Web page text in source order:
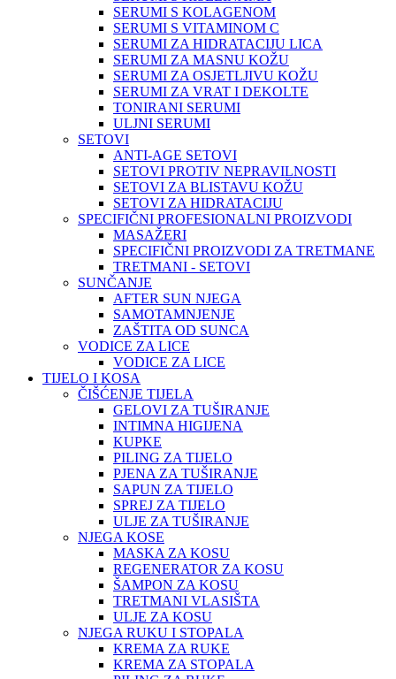
SERUMI S KOLAGENOM
SERUMI S VITAMINOM C
SERUMI ZA HIDRATACIJU LICA
SERUMI ZA MASNU KOŽU
SERUMI ZA OSJETLJIVU KOŽU
SERUMI ZA VRAT I DEKOLTE
TONIRANI SERUMI
ULJNI SERUMI
SETOVI
ANTI-AGE SETOVI
SETOVI PROTIV NEPRAVILNOSTI
SETOVI ZA BLISTAVU KOŽU
SETOVI ZA HIDRATACIJU
SPECIFIČNI PROFESIONALNI PROIZVODI
MASAŽERI
SPECIFIČNI PROIZVODI ZA TRETMANE
TRETMANI - SETOVI
SUNČANJE
AFTER SUN NJEGA
SAMOTAMNJENJE
ZAŠTITA OD SUNCA
VODICE ZA LICE
VODICE ZA LICE
TIJELO I KOSA
ČIŠĆENJE TIJELA
GELOVI ZA TUŠIRANJE
INTIMNA HIGIJENA
KUPKE
PILING ZA TIJELO
PJENA ZA TUŠIRANJE
SAPUN ZA TIJELO
SPREJ ZA TIJELO
ULJE ZA TUŠIRANJE
NJEGA KOSE
MASKA ZA KOSU
REGENERATOR ZA KOSU
ŠAMPON ZA KOSU
TRETMANI VLASIŠTA
ULJE ZA KOSU
NJEGA RUKU I STOPALA
KREMA ZA RUKE
KREMA ZA STOPALA